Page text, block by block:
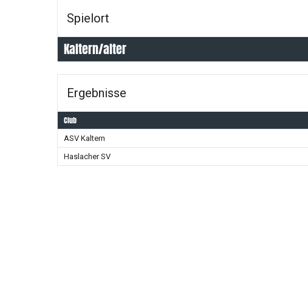
Spielort
Kaltern/alter
Ergebnisse
Club
ASV Kaltern
Haslacher SV